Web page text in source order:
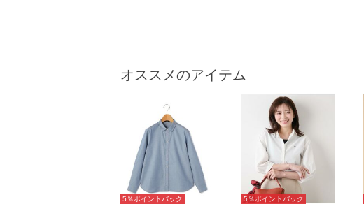
オススメのアイテム
5％ポイントバック 5％ポイントバック